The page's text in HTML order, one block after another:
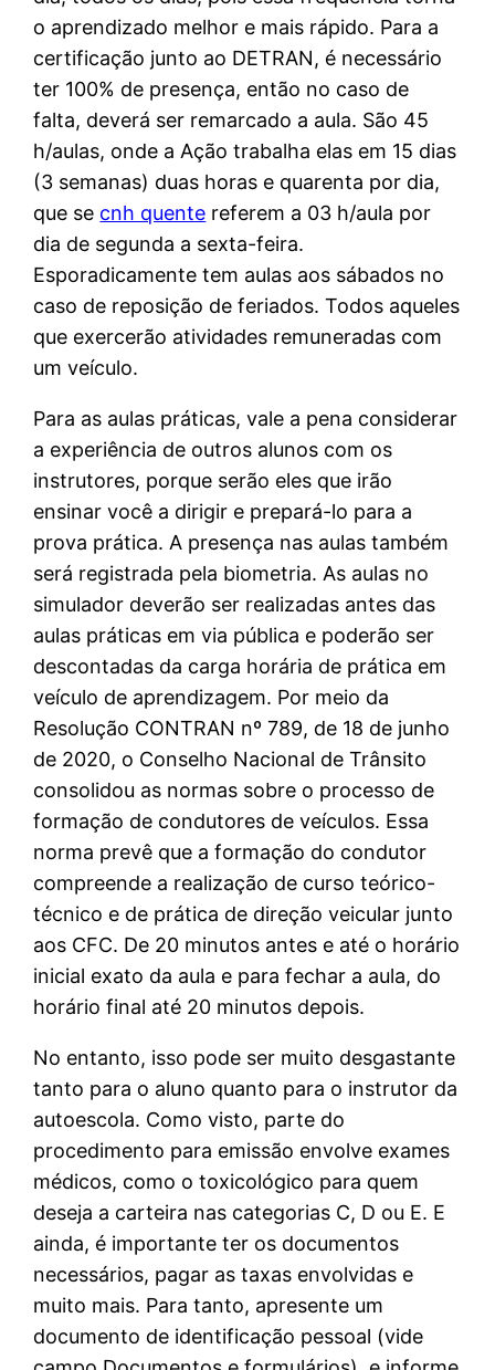
o aprendizado melhor e mais rápido. Para a
certificação junto ao DETRAN, é necessário
ter 100% de presença, então no caso de
falta, deverá ser remarcado a aula. São 45
h/aulas, onde a Ação trabalha elas em 15 dias
(3 semanas) duas horas e quarenta por dia,
que se cnh quente referem a 03 h/aula por
dia de segunda a sexta-feira.
Esporadicamente tem aulas aos sábados no
caso de reposição de feriados. Todos aqueles
que exercerão atividades remuneradas com
um veículo.
Para as aulas práticas, vale a pena considerar
a experiência de outros alunos com os
instrutores, porque serão eles que irão
ensinar você a dirigir e prepará-lo para a
prova prática. A presença nas aulas também
será registrada pela biometria. As aulas no
simulador deverão ser realizadas antes das
aulas práticas em via pública e poderão ser
descontadas da carga horária de prática em
veículo de aprendizagem. Por meio da
Resolução CONTRAN nº 789, de 18 de junho
de 2020, o Conselho Nacional de Trânsito
consolidou as normas sobre o processo de
formação de condutores de veículos. Essa
norma prevê que a formação do condutor
compreende a realização de curso teórico-
técnico e de prática de direção veicular junto
aos CFC. De 20 minutos antes e até o horário
inicial exato da aula e para fechar a aula, do
horário final até 20 minutos depois.
No entanto, isso pode ser muito desgastante
tanto para o aluno quanto para o instrutor da
autoescola. Como visto, parte do
procedimento para emissão envolve exames
médicos, como o toxicológico para quem
deseja a carteira nas categorias C, D ou E. E
ainda, é importante ter os documentos
necessários, pagar as taxas envolvidas e
muito mais. Para tanto, apresente um
documento de identificação pessoal (vide